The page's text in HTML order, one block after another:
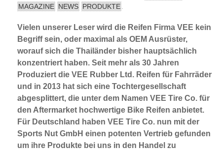
MAGAZINE NEWS PRODUKTE
Vielen unserer Leser wird die Reifen Firma VEE kein
Begriff sein, oder maximal als OEM Ausrüster,
worauf sich die Thailänder bisher hauptsächlich
konzentriert haben. Seit mehr als 30 Jahren
Produziert die VEE Rubber Ltd. Reifen für Fahrräder
und in 2013 hat sich eine Tochtergesellschaft
abgesplittert, die unter dem Namen VEE Tire Co. für
den Aftermarket hochwertige Bike Reifen anbietet.
Für Deutschland haben VEE Tire Co. nun mit der
Sports Nut GmbH einen potenten Vertrieb gefunden
um ihre Produkte bei uns in den Handel zu